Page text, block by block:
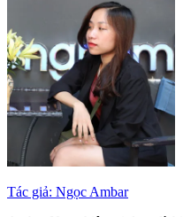
Tác giả: Ngọc Ambar